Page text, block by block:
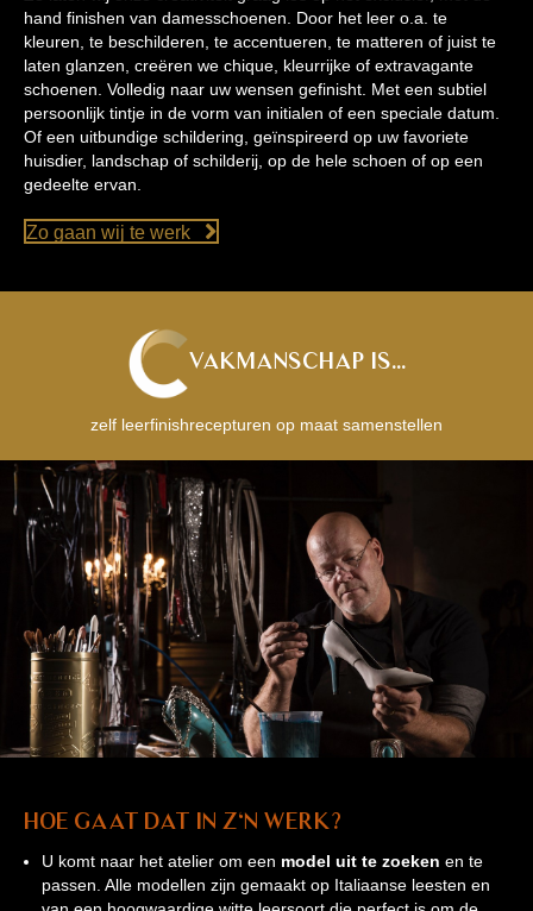
hand finishen van damesschoenen. Door het leer o.a. te
kleuren, te beschilderen, te accentueren, te matteren of juist te
laten glanzen, creëren we chique, kleurrijke of extravagante
schoenen. Volledig naar uw wensen gefinisht. Met een subtiel
persoonlijk tintje in de vorm van initialen of een speciale datum.
Of een uitbundige schildering, geïnspireerd op uw favoriete
huisdier, landschap of schilderij, op de hele schoen of op een
gedeelte ervan.
Zo gaan wij te werk
Vakmanschap is...
zelf leerfinishrecepturen op maat samenstellen
Hoe gaat dat in z'n werk?
U komt naar het atelier om een model uit te zoeken en te
passen. Alle modellen zijn gemaakt op Italiaanse leesten en